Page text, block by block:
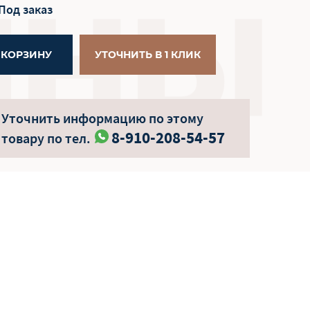
заказ
УТОЧНИТЬ В 1 КЛИК
Уточнить информацию по этому
товару по тел.
8-910-208-54-57